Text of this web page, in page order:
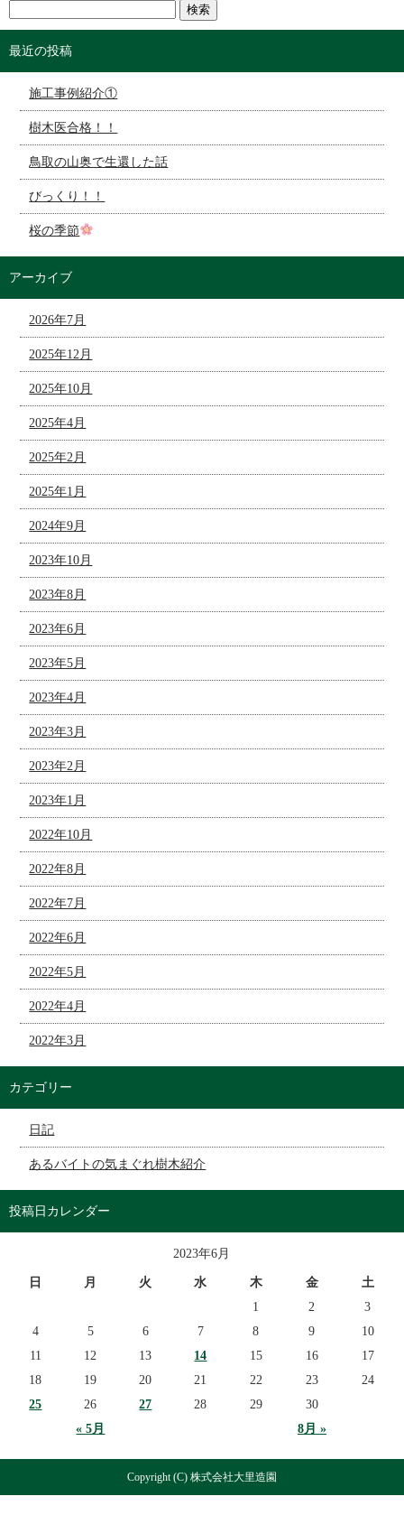
最近の投稿
施工事例紹介①
樹木医合格！！
鳥取の山奥で生還した話
びっくり！！
桜の季節
アーカイブ
2026年7月
2025年12月
2025年10月
2025年4月
2025年2月
2025年1月
2024年9月
2023年10月
2023年8月
2023年6月
2023年5月
2023年4月
2023年3月
2023年2月
2023年1月
2022年10月
2022年8月
2022年7月
2022年6月
2022年5月
2022年4月
2022年3月
カテゴリー
日記
あるバイトの気まぐれ樹木紹介
投稿日カレンダー
2023年6月
日 月 火 水 木 金 土
« 5月 8月 »
1 2
3
4
5 6 7 8 9
10
11
12 13 14 15 16
17
18
19 20 21 22 23
24
25
26 27 28 29 30
Copyright (C) 株式会社大里造園